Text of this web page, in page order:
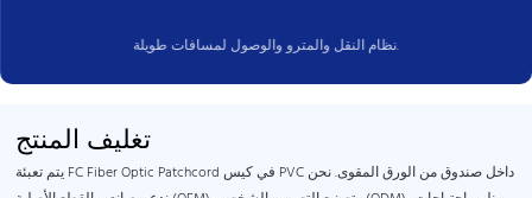
نظام النقل والمترو والوصول لمسافات طويلة.
تغليف المنتج
يتم تعبئة FC Fiber Optic Patchcord في كيس PVC داخل صندوق من الورق المقوى. نحن